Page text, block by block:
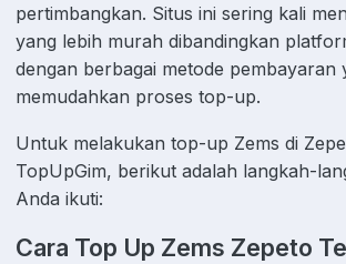
pertimbangkan. Situs ini sering kali
yang lebih murah dibandingkan
dengan berbagai metode pembayaran
memudahkan proses top-up.
Untuk melakukan top-up Zems di
TopUpGim, berikut adalah langkah-
Anda ikuti:
Cara Top Up Zems Zepeto